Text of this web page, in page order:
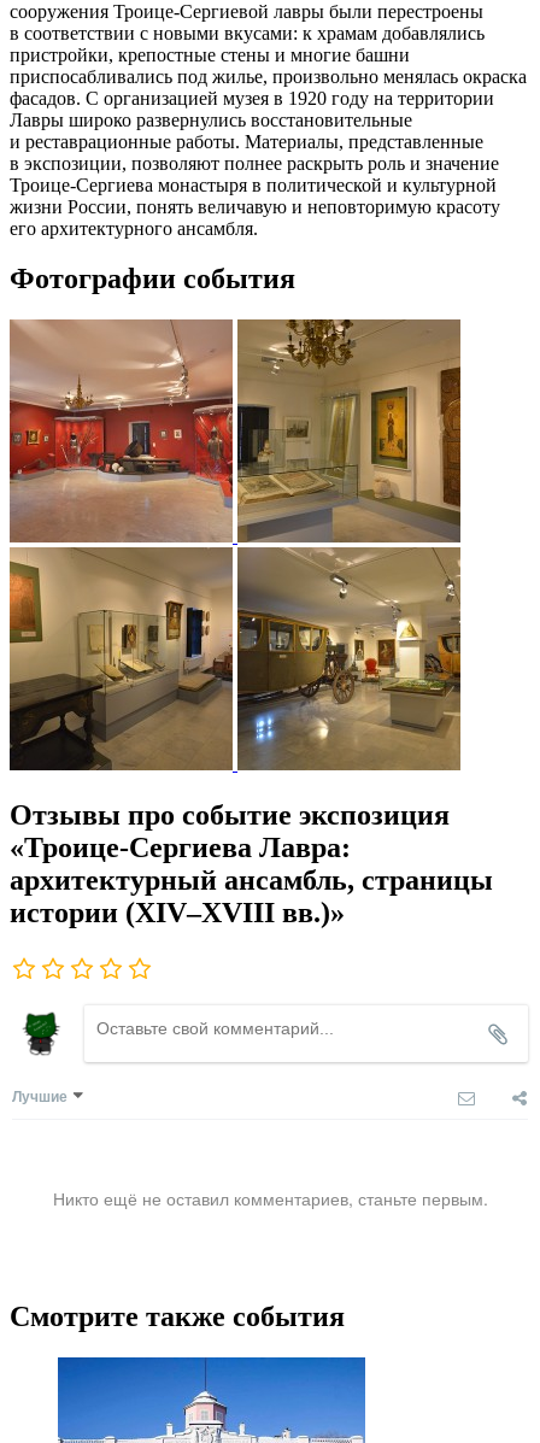
сооружения Троице-Сергиевой лавры были перестроены
в соответствии с новыми вкусами: к храмам добавлялись
пристройки, крепостные стены и многие башни
приспосабливались под жилье, произвольно менялась окраска
фасадов. С организацией музея в 1920 году на территории
Лавры широко развернулись восстановительные
и реставрационные работы. Материалы, представленные
в экспозиции, позволяют полнее раскрыть роль и значение
Троице-Сергиева монастыря в политической и культурной
жизни России, понять величавую и неповторимую красоту
его архитектурного ансамбля.
Фотографии события
Отзывы про событие экспозиция
«Троице-Сергиева Лавра:
архитектурный ансамбль, страницы
истории (XIV–XVIII вв.)»
Лучшие
Никто ещё не оставил комментариев, станьте первым.
Смотрите также события